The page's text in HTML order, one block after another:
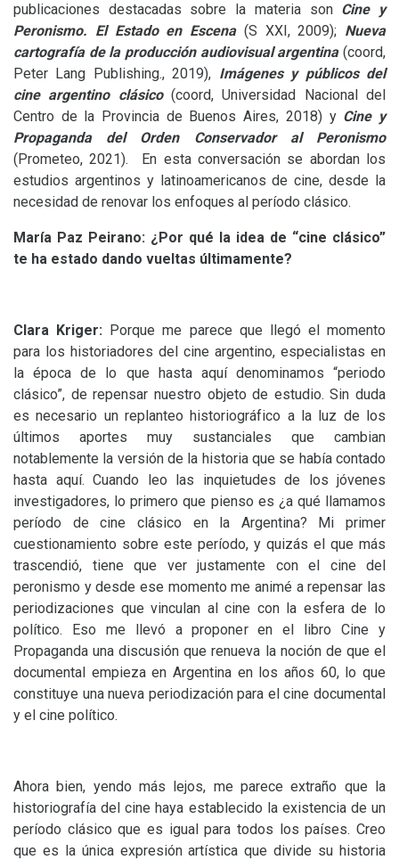
publicaciones destacadas sobre la materia son Cine y
Peronismo. El Estado en Escena(S XXI, 2009); Nueva
cartografía de la producción audiovisual argentina(coord,
Peter Lang Publishing., 2019), Imágenes y públicos del
cine argentino clásico(coord, Universidad Nacional del
Centro de la Provincia de Buenos Aires, 2018) y Cine y
Propaganda del Orden Conservador al Peronismo
(Prometeo, 2021). En esta conversación se abordan los
estudios argentinos y latinoamericanos de cine, desde la
necesidad de renovar los enfoques al período clásico.
María Paz Peirano: ¿Por qué la idea de “cine clásico”
te ha estado dando vueltas últimamente?
Clara Kriger: Porque me parece que llegó el momento
para los historiadores del cine argentino, especialistas en
la época de lo que hasta aquí denominamos “periodo
clásico”, de repensar nuestro objeto de estudio. Sin duda
es necesario un replanteo historiográfico a la luz de los
últimos aportes muy sustanciales que cambian
notablemente la versión de la historia que se había contado
hasta aquí. Cuando leo las inquietudes de los jóvenes
investigadores, lo primero que pienso es ¿a qué llamamos
período de cine clásico en la Argentina? Mi primer
cuestionamiento sobre este período, y quizás el que más
trascendió, tiene que ver justamente con el cine del
peronismo y desde ese momento me animé a repensar las
periodizaciones que vinculan al cine con la esfera de lo
político. Eso me llevó a proponer en el libro Cine y
Propaganda una discusión que renueva la noción de que el
documental empieza en Argentina en los años 60, lo que
constituye una nueva periodización para el cine documental
y el cine político.
Ahora bien, yendo más lejos, me parece extraño que la
historiografía del cine haya establecido la existencia de un
período clásico que es igual para todos los países. Creo
que es la única expresión artística que divide su historia